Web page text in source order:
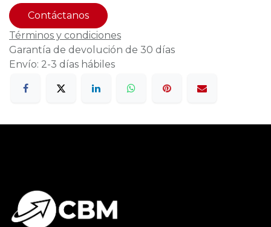
Contáctanos
Términos y condiciones
Garantía de devolución de 30 días
Envío: 2-3 días hábiles